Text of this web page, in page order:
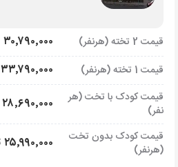
قیمت 2 تخته (هرنفر) ۳۰٬۷۹۰٬۰۰۰ تومان
قیمت 1 تخته (هرنفر) ۳۳٬۷۹۰٬۰۰۰ تومان
قیمت کودک با تخت (هر
نفر)
۲۸٬۶۹۰٬۰۰۰ تومان
قیمت کودک بدون تخت
(هرنفر)
۲۵٬۹۹۰٬۰۰۰ تومان